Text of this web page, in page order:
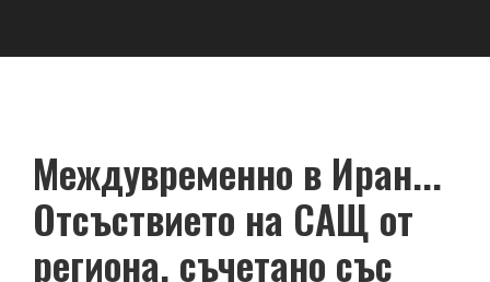
Междувременно в Иран...
Отсъствието на САЩ от
региона, съчетано със